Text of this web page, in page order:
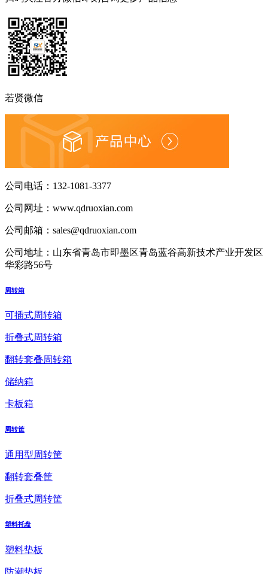
若贤微信
公司电话： 132-1081-3377
公司网址： www.qdruoxian.com
公司邮箱： sales@qdruoxian.com
公司地址： 山东省青岛市即墨区青岛蓝谷高新技术产业开发区
华彩路56号
周转箱
可插式周转箱
折叠式周转箱
翻转套叠周转箱
储纳箱
卡板箱
周转筐
通用型周转筐
翻转套叠筐
折叠式周转筐
塑料托盘
塑料垫板